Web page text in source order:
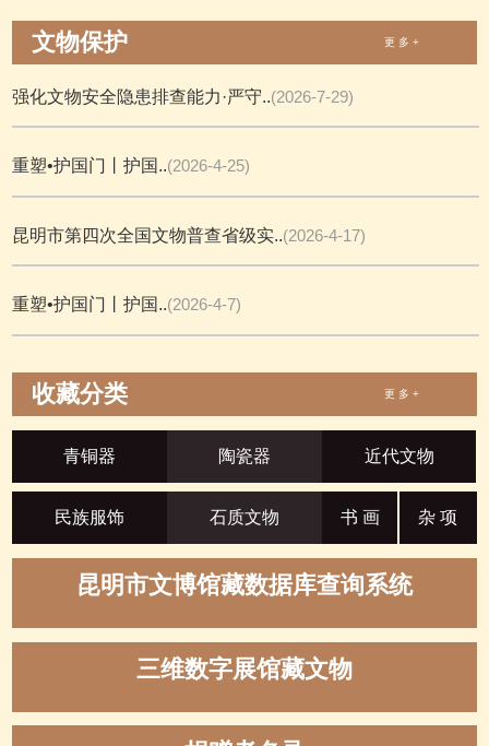
文物保护 更 多 +
强化文物安全隐患排查能力·严守..(2026-7-29)
重塑•护国门丨护国..(2026-4-25)
昆明市第四次全国文物普查省级实..(2026-4-17)
重塑•护国门丨护国..(2026-4-7)
收藏分类 更 多 +
青铜器 陶瓷器 近代文物
民族服饰 石质文物 书 画 杂 项
昆明市文博馆藏数据库查询系统
三维数字展馆藏文物